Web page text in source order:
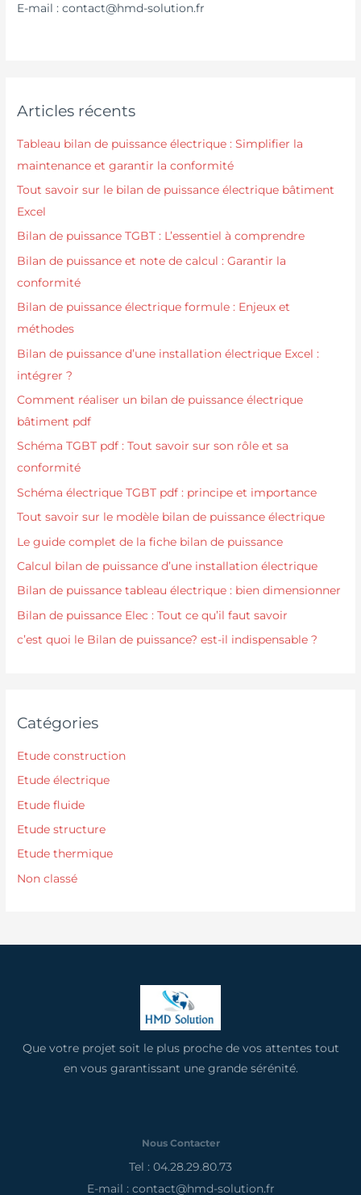
E-mail : contact@hmd-solution.fr
Articles récents
Tableau bilan de puissance électrique : Simplifier la
maintenance et garantir la conformité
Tout savoir sur le bilan de puissance électrique bâtiment
Excel
Bilan de puissance TGBT : L’essentiel à comprendre
Bilan de puissance et note de calcul : Garantir la
conformité
Bilan de puissance électrique formule : Enjeux et
méthodes
Bilan de puissance d’une installation électrique Excel :
intégrer ?
Comment réaliser un bilan de puissance électrique
bâtiment pdf
Schéma TGBT pdf : Tout savoir sur son rôle et sa
conformité
Schéma électrique TGBT pdf : principe et importance
Tout savoir sur le modèle bilan de puissance électrique
Le guide complet de la fiche bilan de puissance
Calcul bilan de puissance d’une installation électrique
Bilan de puissance tableau électrique : bien dimensionner
Bilan de puissance Elec : Tout ce qu’il faut savoir
c’est quoi le Bilan de puissance? est-il indispensable ?
Catégories
Etude construction
Etude électrique
Etude fluide
Etude structure
Etude thermique
Non classé
Que votre projet soit le plus proche de vos attentes tout
en vous garantissant une grande sérénité.
Nous Contacter
Tel : 04.28.29.80.73
E-mail : contact@hmd-solution.fr